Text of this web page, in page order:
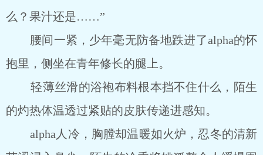
么？果汁还是……”
腰间一紧，少年毫无防备地跌进了alpha的怀
抱里，侧坐在青年修长的腿上。
轻薄丝滑的浴袍布料根本挡不住什么，陌生
的灼热体温透过紧贴的皮肤传递进感知。
alpha人冷，胸膛却温暖如火炉，忍冬的清新